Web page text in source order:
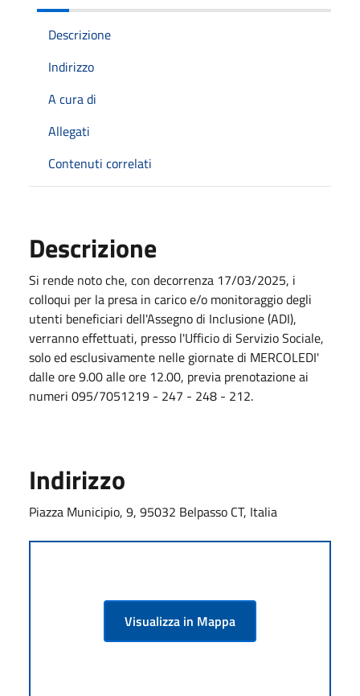
Descrizione
Indirizzo
A cura di
Allegati
Contenuti correlati
Descrizione
Si rende noto che, con decorrenza 17/03/2025, i
colloqui per la presa in carico e/o monitoraggio degli
utenti beneficiari dell'Assegno di Inclusione (ADI),
verranno effettuati, presso l'Ufficio di Servizio Sociale,
solo ed esclusivamente nelle giornate di MERCOLEDI'
dalle ore 9.00 alle ore 12.00, previa prenotazione ai
numeri 095/7051219 - 247 - 248 - 212.
Indirizzo
Piazza Municipio, 9, 95032 Belpasso CT, Italia
Visualizza in Mappa